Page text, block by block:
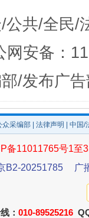
公共/全民/
网安备：
/发布广
众采编部 法律声明 | 中国
备11011765号1至
B2-20251785
广
： 010-89525216